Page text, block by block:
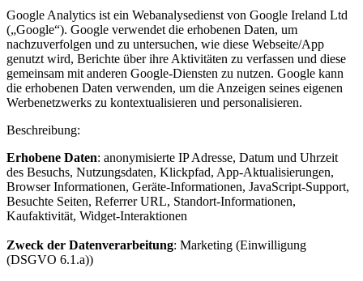
Google Analytics ist ein Webanalysedienst von Google Ireland Ltd
(„Google“). Google verwendet die erhobenen Daten, um
nachzuverfolgen und zu untersuchen, wie diese Webseite/App
genutzt wird, Berichte über ihre Aktivitäten zu verfassen und diese
gemeinsam mit anderen Google-Diensten zu nutzen. Google kann
die erhobenen Daten verwenden, um die Anzeigen seines eigenen
Werbenetzwerks zu kontextualisieren und personalisieren.
Beschreibung:
Erhobene Daten: anonymisierte IP Adresse, Datum und Uhrzeit
des Besuchs, Nutzungsdaten, Klickpfad, App-Aktualisierungen,
Browser Informationen, Geräte-Informationen, JavaScript-Support,
Besuchte Seiten, Referrer URL, Standort-Informationen,
Kaufaktivität, Widget-Interaktionen
Zweck der Datenverarbeitung: Marketing (Einwilligung
(DSGVO 6.1.a))